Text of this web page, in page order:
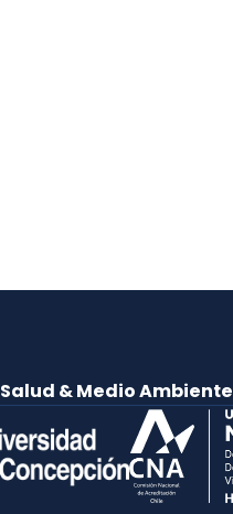
Salud & Medio Ambiente